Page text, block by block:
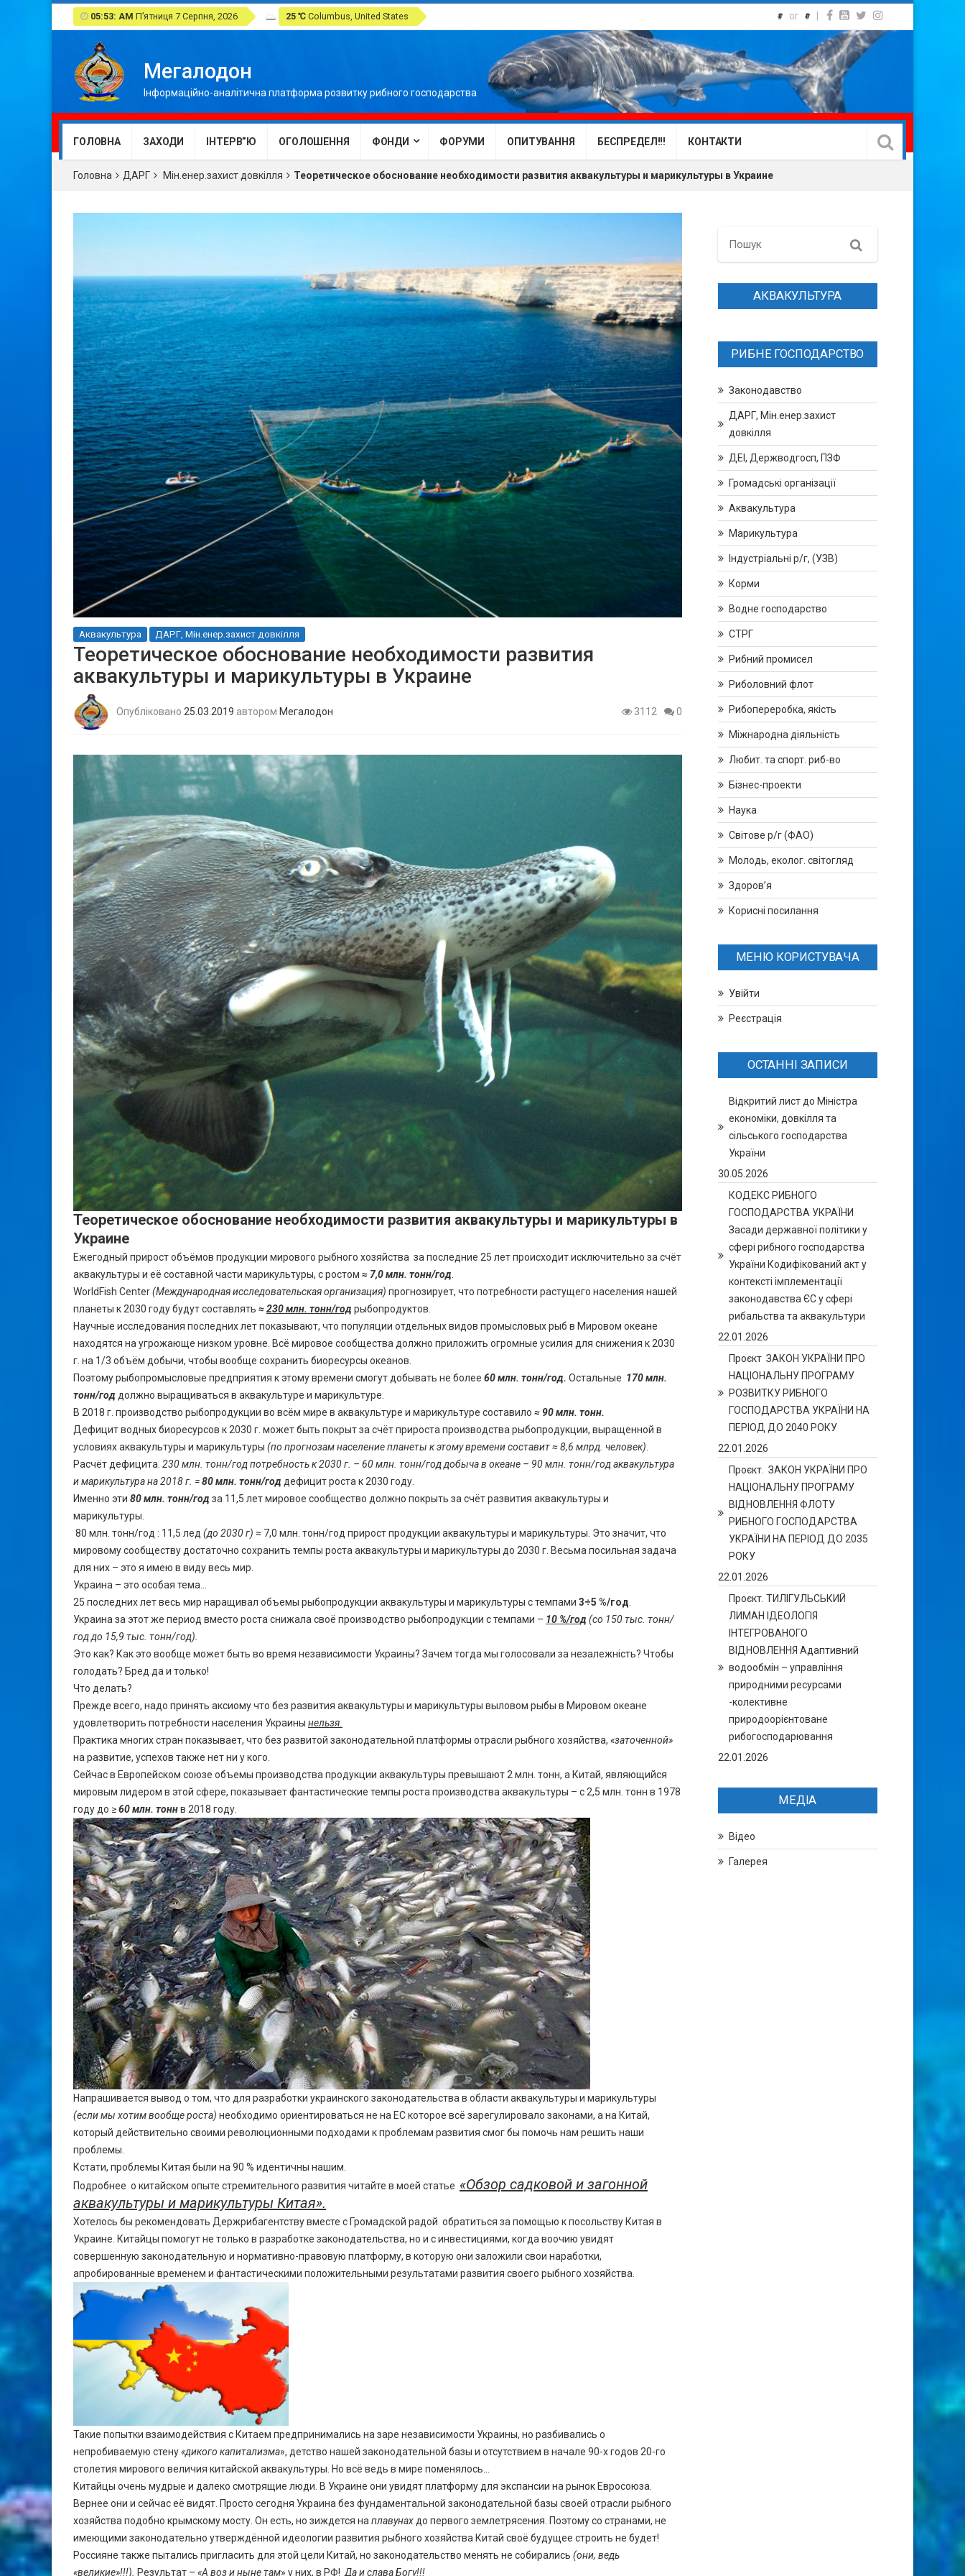
05:53: AM П’ятниця 7 Серпня, 2026 25 ℃ Columbus, United States # or #
Мегалодон
Інформаційно-аналітична платформа розвитку рибного господарства
ГОЛОВНА ЗАХОДИ ІНТЕРВ”Ю ОГОЛОШЕННЯ ФОНДИ ФОРУМИ ОПИТУВАННЯ БЕСПРЕДЕЛ!!! КОНТАКТИ
Головна ДАРГ Мін.енер.захист довкілля Теоретическое обоснование необходимости развития аквакультуры и марикультуры в Украине
Аквакультура ДАРГ, Мін.енер.захист довкілля
Теоретическое обоснование необходимости развития
аквакультуры и марикультуры в Украине
Опубліковано 25.03.2019 автором Мегалодон 3112 0
Теоретическое обоснование необходимости развития аквакультуры и марикультуры в
Украине
Ежегодный прирост объёмов продукции мирового рыбного хозяйства за последние 25 лет происходит исключительно за счёт
аквакультуры и её составной части марикультуры, с ростом ≈ 7,0 млн. тонн/год.
WorldFish Center(Международная исследовательская организация) прогнозирует, что потребности растущего населения нашей
планеты к 2030 году будут составлять ≈230 млн. тонн/год рыбопродуктов.
Научные исследования последних лет показывают, что популяции отдельных видов промысловых рыб в Мировом океане
находятся на угрожающе низком уровне. Всё мировое сообщества должно приложить огромные усилия для снижения к 2030
г. на 1/3 объём добычи, чтобы вообще сохранить биоресурсы океанов.
Поэтому рыбопромысловые предприятия к этому времени смогут добывать не более 60 млн. тонн/год. Остальные 170 млн.
тонн/год должно выращиваться в аквакультуре и марикультуре.
В 2018 г. производство рыбопродукции во всём мире в аквакультуре и марикультуре составило ≈ 90 млн. тонн.
Дефицит водных биоресурсов к 2030 г. может быть покрыт за счёт прироста производства рыбопродукции, выращенной в
условиях аквакультуры и марикультуры (по прогнозам население планеты к этому времени составит ≈ 8,6 млрд. человек).
Расчёт дефицита. 230 млн. тонн/год потребность к 2030 г. – 60 млн. тонн/год добыча в океане – 90 млн. тонн/год аквакультура
и марикультура на 2018 г. =80 млн. тонн/год дефицит роста к 2030 году.
Именно эти 80 млн. тонн/год за 11,5 лет мировое сообщество должно покрыть за счёт развития аквакультуры и
марикультуры.
80 млн. тонн/год : 11,5 лед (до 2030 г) ≈ 7,0 млн. тонн/год прирост продукции аквакультуры и марикультуры. Это значит, что
мировому сообществу достаточно сохранить темпы роста аквакультуры и марикультуры до 2030 г. Весьма посильная задача
для них – это я имею в виду весь мир.
Украина – это особая тема…
25 последних лет весь мир наращивал объемы рыбопродукции аквакультуры и марикультуры с темпами 3÷5 %/год.
Украина за этот же период вместо роста снижала своё производство рыбопродукции с темпами – 10 %/год (со 150 тыс. тонн/
год до 15,9 тыс. тонн/год).
Это как? Как это вообще может быть во время независимости Украины? Зачем тогда мы голосовали за незалежність? Чтобы
голодать? Бред да и только!
Что делать?
Прежде всего, надо принять аксиому что без развития аквакультуры и марикультуры выловом рыбы в Мировом океане
удовлетворить потребности населения Украины нельзя.
Практика многих стран показывает, что без развитой законодательной платформы отрасли рыбного хозяйства, «заточенной»
на развитие, успехов также нет ни у кого.
Сейчас в Европейском союзе объемы производства продукции аквакультуры превышают 2 млн. тонн, а Китай, являющийся
мировым лидером в этой сфере, показывает фантастические темпы роста производства аквакультуры – с 2,5 млн. тонн в 1978
году до ≥60 млн. тоннв 2018 году.
Напрашивается вывод о том, что для разработки украинского законодательства в области аквакультуры и марикультуры
(если мы хотим вообще роста) необходимо ориентироваться не на ЕС которое всё зарегулировало законами, а на Китай,
который действительно своими революционными подходами к проблемам развития смог бы помочь нам решить наши
проблемы.
Кстати, проблемы Китая были на 90 % идентичны нашим.
Подробнее о китайском опыте стремительного развития читайте в моей статье «Обзор садковой и загонной
аквакультуры и марикультуры Китая».
Хотелось бы рекомендовать Держрибагентству вместе с Громадской радой обратиться за помощью к посольству Китая в
Украине. Китайцы помогут не только в разработке законодательства, но и с инвестициями, когда воочию увидят
совершенную законодательную и нормативно-правовую платформу, в которую они заложили свои наработки,
апробированные временем и фантастическими положительными результатами развития своего рыбного хозяйства.
Такие попытки взаимодействия с Китаем предпринимались на заре независимости Украины, но разбивались о
непробиваемую стену«дикого капитализма», детство нашей законодательной базы и отсутствием в начале 90-х годов 20-го
столетия мирового величия китайской аквакультуры. Но всё ведь в мире поменялось…
Китайцы очень мудрые и далеко смотрящие люди. В Украине они увидят платформу для экспансии на рынок Евросоюза.
Вернее они и сейчас её видят. Просто сегодня Украина без фундаментальной законодательной базы своей отрасли рыбного
хозяйства подобно крымскому мосту. Он есть, но зиждется наплавунахдо первого землетрясения. Поэтому со странами, не
имеющими законодательно утверждённой идеологии развития рыбного хозяйства Китай своё будущее строить не будет!
Россияне также пытались пригласить для этой цели Китай, но законодательство менять не собирались (они, ведь
«великие»!!!). Результат – «А воз и ныне там» у них, в РФ!Да и слава Богу!!!
Search
АКВАКУЛЬТУРА
РИБНЕ ГОСПОДАРСТВО
Законодавство
ДАРГ, Мін.енер.захист
довкілля
ДЕІ, Держводгосп, ПЗФ
Громадські організації
Аквакультура
Марикультура
Індустріальні р/г, (УЗВ)
Корми
Водне господарство
СТРГ
Рибний промисел
Риболовний флот
Рибопереробка, якість
Міжнародна діяльність
Любит. та спорт. риб-во
Бізнес-проекти
Наука
Світове р/г (ФАО)
Молодь, еколог. світогляд
Здоров’я
Корисні посилання
МЕНЮ КОРИСТУВАЧА
Увійти
Реєстрація
ОСТАННІ ЗАПИСИ
Відкритий лист до Міністра
економіки, довкілля та
сільського господарства
України
30.05.2026
КОДЕКС РИБНОГО
ГОСПОДАРСТВА УКРАЇНИ
Засади державної політики у
сфері рибного господарства
України Кодифікований акт у
контексті імплементації
законодавства ЄС у сфері
рибальства та аквакультури
22.01.2026
Проєкт ЗАКОН УКРАЇНИ ПРО
НАЦІОНАЛЬНУ ПРОГРАМУ
РОЗВИТКУ РИБНОГО
ГОСПОДАРСТВА УКРАЇНИ НА
ПЕРІОД ДО 2040 РОКУ
22.01.2026
Проєкт. ЗАКОН УКРАЇНИ ПРО
НАЦІОНАЛЬНУ ПРОГРАМУ
ВІДНОВЛЕННЯ ФЛОТУ
РИБНОГО ГОСПОДАРСТВА
УКРАЇНИ НА ПЕРІОД ДО 2035
РОКУ
22.01.2026
Проєкт. ТИЛІГУЛЬСЬКИЙ
ЛИМАН ІДЕОЛОГІЯ
ІНТЕГРОВАНОГО
ВІДНОВЛЕННЯ Адаптивний
водообмін – управління
природними ресурсами
-колективне
природоорієнтоване
рибогосподарювання
22.01.2026
МЕДІА
Відео
Галерея